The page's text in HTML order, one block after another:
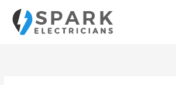
contenido